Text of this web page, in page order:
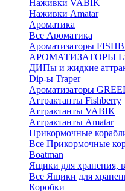
Наживки VABIK
Наживки Amatar
Ароматика
Все Ароматика
Ароматизаторы
АРОМАТИЗАТОРЫ
ДИПы и жидкие
Dip-ы Traper
Ароматизаторы
Аттрактанты Fishberry
Аттрактанты VABIK
Аттрактанты Amatar
Прикормочные
Все Прикормочные
Boatman
Ящики для хранения,
Все Ящики для
Коробки